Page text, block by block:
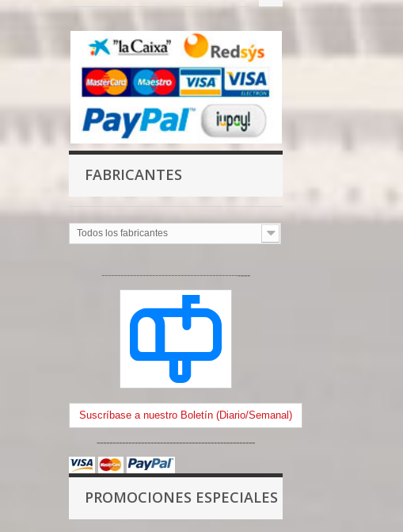
FABRICANTES
Todos los fabricantes
-----------------------------------------------
Suscríbase a nuestro Boletín (Diario/Semanal)
--------------------------------------------------
PROMOCIONES ESPECIALES